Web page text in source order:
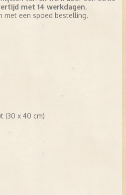
met 14 werkdagen.
met een spoed bestelling.
(30 x 40 cm)